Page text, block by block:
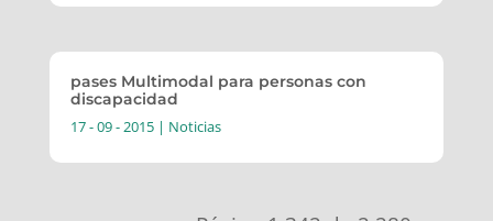
pases Multimodal para personas con
discapacidad
17 - 09 - 2015| Noticias